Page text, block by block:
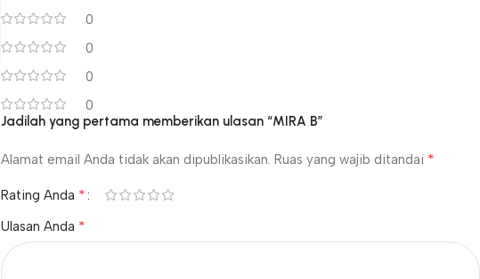
0
0
0
0
Jadilah yang pertama memberikan ulasan “MIRA B”
Alamat email Anda tidak akan dipublikasikan. Ruas yang wajib ditandai *
Rating Anda *
Ulasan Anda *